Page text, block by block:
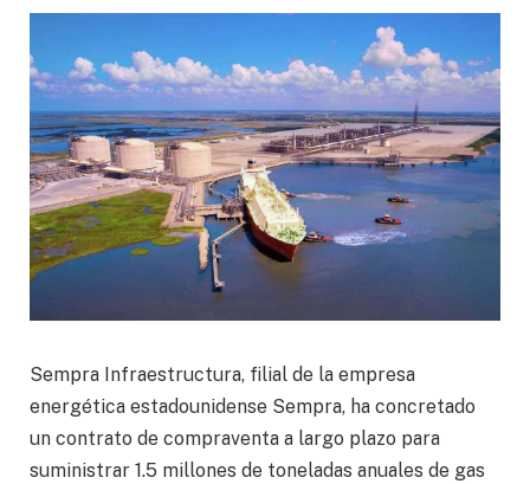
Sempra Infraestructura, filial de la empresa
energética estadounidense Sempra, ha concretado
un contrato de compraventa a largo plazo para
suministrar 1.5 millones de toneladas anuales de gas